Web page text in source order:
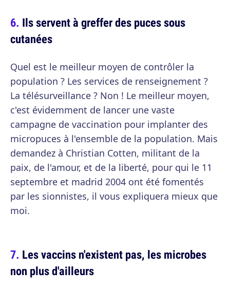
Ils servent à greffer des puces sous
cutanées
Quel est le meilleur moyen de contrôler la
population ? Les services de renseignement ?
La télésurveillance ? Non ! Le meilleur moyen,
c'est évidemment de lancer une vaste
campagne de vaccination pour implanter des
micropuces à l'ensemble de la population. Mais
demandez à Christian Cotten, militant de la
paix, de l'amour, et de la liberté, pour qui le 11
septembre et madrid 2004 ont été fomentés
par les sionnistes, il vous expliquera mieux que
moi.
Les vaccins n'existent pas, les microbes
non plus d'ailleurs